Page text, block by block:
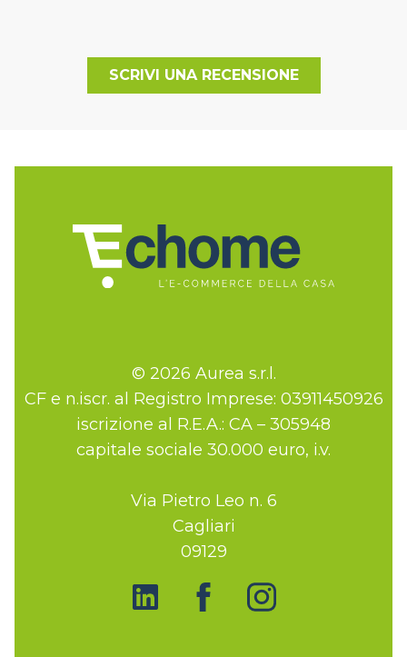
SCRIVI UNA RECENSIONE
© 2026 Aurea s.r.l.
CF e n.iscr. al Registro Imprese: 03911450926
iscrizione al R.E.A.: CA – 305948
capitale sociale 30.000 euro, i.v.
Via Pietro Leo n. 6
Cagliari
09129